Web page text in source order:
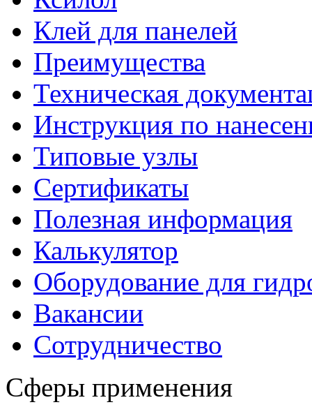
Клей для панелей
Преимущества
Техническая
Инструкция по
Типовые узлы
Сертификаты
Полезная информация
Калькулятор
Оборудование для
Вакансии
Сотрудничество
Сферы применения